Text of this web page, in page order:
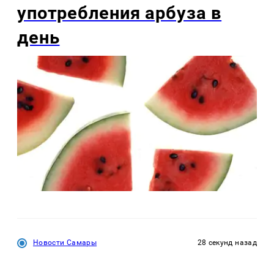
употребления арбуза в
день
Новости Самары 28 секунд назад